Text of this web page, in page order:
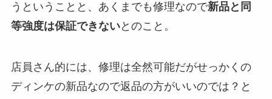
うということと、あくまでも修理なので新品と同
等強度は保証できないとのこと。
店員さん的には、修理は全然可能だがせっかくの
ディンケの新品なので返品の方がいいのでは？と